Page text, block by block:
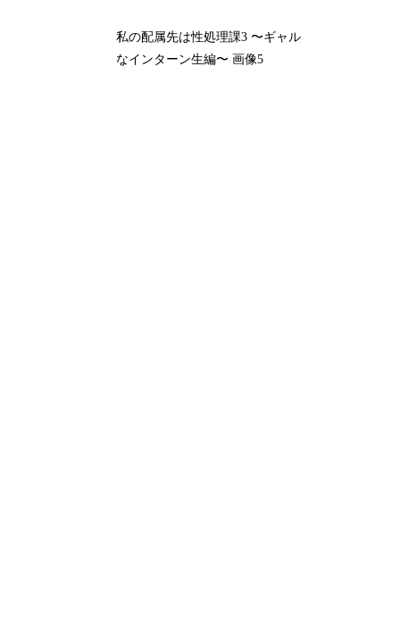
私の配属先は性処理課3 〜ギャル
なインターン生編〜 画像5